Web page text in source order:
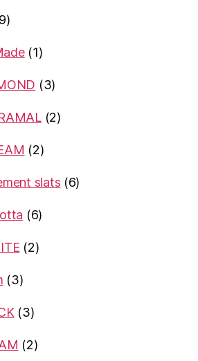
19
11
33
22
22
slats
66
66
22
33
33
22